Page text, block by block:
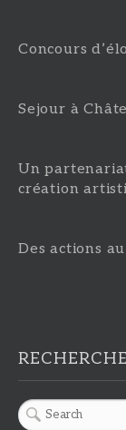
Concours
Sejour à
Un
création
Des actions